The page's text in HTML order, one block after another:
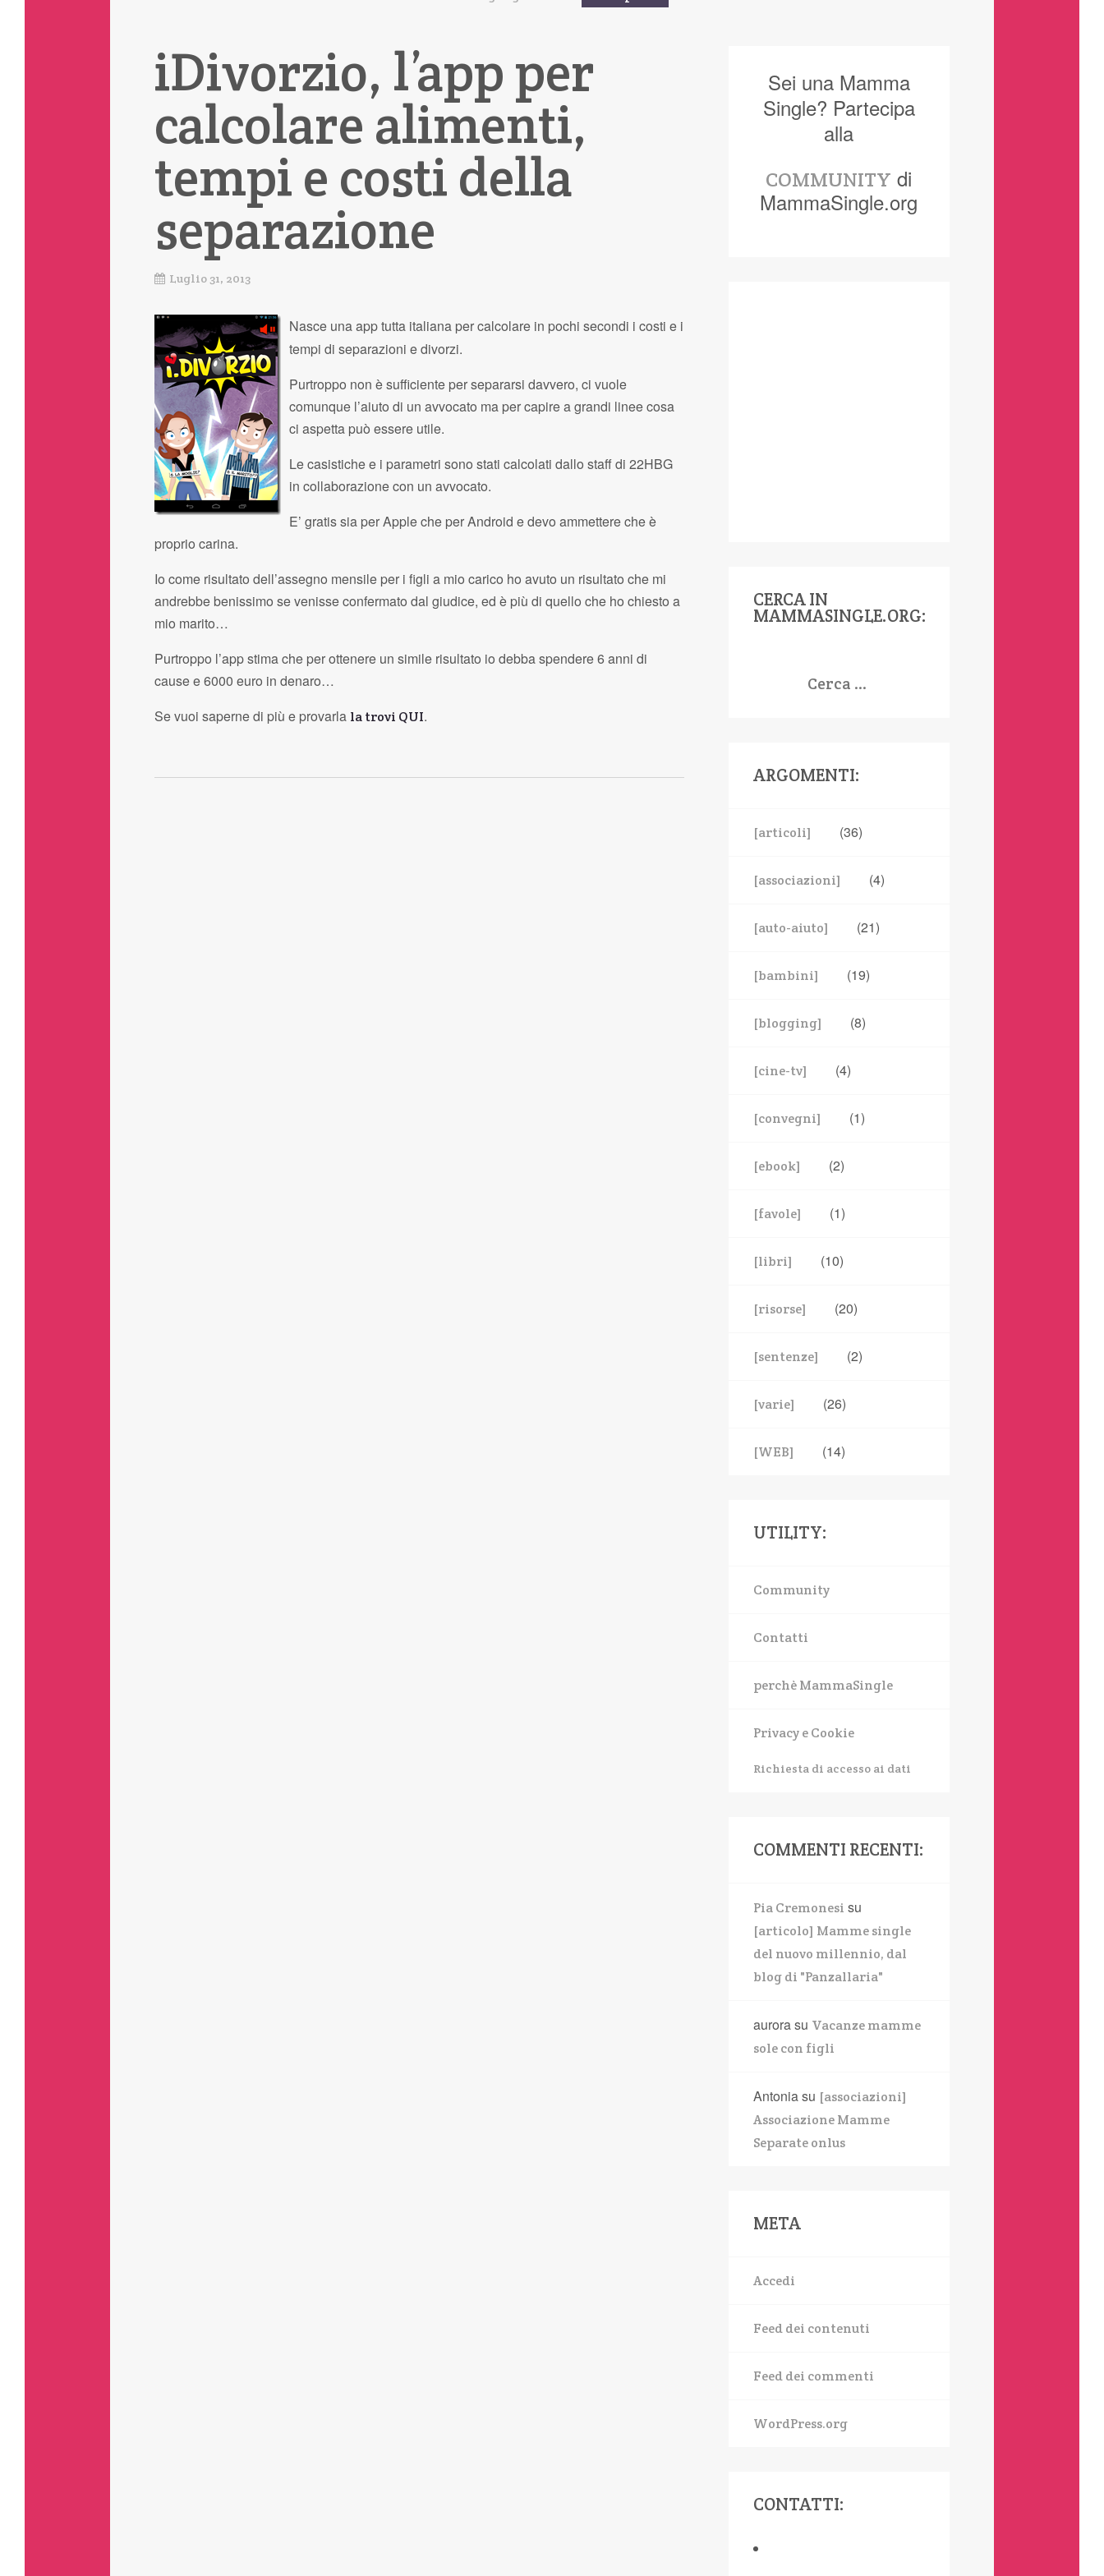
iDivorzio, l’app per
calcolare alimenti,
tempi e costi della
separazione
Luglio 31, 2013
Nasce una app tutta italiana per calcolare in pochi secondi i costi e i
tempi di separazioni e divorzi.
Purtroppo non è sufficiente per separarsi davvero, ci vuole
comunque l’aiuto di un avvocato ma per capire a grandi linee cosa
ci aspetta può essere utile.
Le casistiche e i parametri sono stati calcolati dallo staff di 22HBG
in collaborazione con un avvocato.
E’ gratis sia per Apple che per Android e devo ammettere che è
proprio carina.
Io come risultato dell’assegno mensile per i figli a mio carico ho avuto un risultato che mi
andrebbe benissimo se venisse confermato dal giudice, ed è più di quello che ho chiesto a
mio marito…
Purtroppo l’app stima che per ottenere un simile risultato io debba spendere 6 anni di
cause e 6000 euro in denaro…
Se vuoi saperne di più e provarla la trovi QUI.
Sei una Mamma
Single? Partecipa
alla
COMMUNITY di
MammaSingle.org
CERCA IN
MAMMASINGLE.ORG:
ARGOMENTI:
[articoli] (36)
[associazioni] (4)
[auto-aiuto] (21)
[bambini] (19)
[blogging] (8)
[cine-tv] (4)
[convegni] (1)
[ebook] (2)
[favole] (1)
[libri] (10)
[risorse] (20)
[sentenze] (2)
[varie] (26)
[WEB] (14)
UTILITY:
Community
Contatti
perchè MammaSingle
Privacy e Cookie
Richiesta di accesso ai dati
COMMENTI RECENTI:
Pia Cremonesi su
[articolo] Mamme single
del nuovo millennio, dal
blog di "Panzallaria"
aurorasu Vacanze mamme
sole con figli
Antoniasu [associazioni]
Associazione Mamme
Separate onlus
META
Accedi
Feed dei contenuti
Feed dei commenti
WordPress.org
CONTATTI: